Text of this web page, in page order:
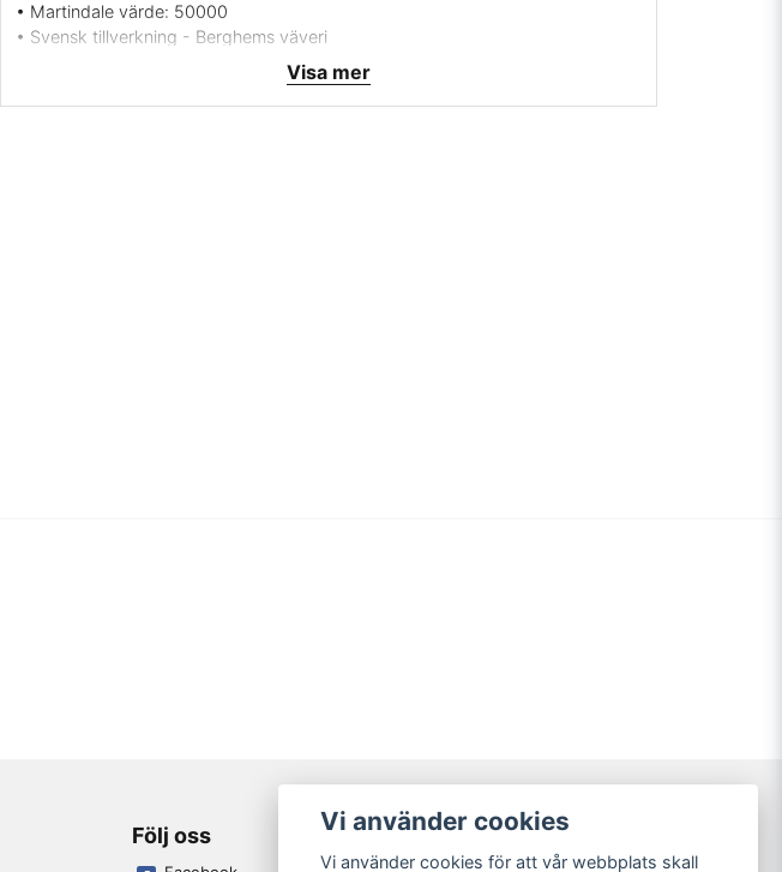
• Martindale värde: 50000
• Svensk tillverkning - Berghems väveri
• Mönsterbild: Tvärgående
Visa mer
Följ oss Broarne AB
© Copyright
Vi använder cookies
Vi använder cookies för att vår webbplats skall